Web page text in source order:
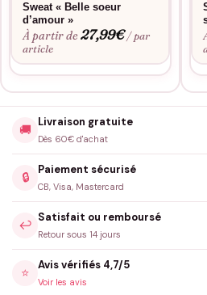
Sweat « Belle soeur
d’amour »
À partir de27,99€ / par
article
🚚
Livraison gratuite
Dès 60€ d'achat
🔒
Paiement sécurisé
CB, Visa, Mastercard
↩️
Satisfait ou remboursé
Retour sous 14 jours
⭐
Avis vérifiés 4,7/5
Voir les avis